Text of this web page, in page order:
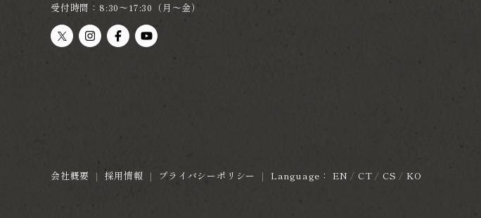
受付時間：8:30～17:30（月～金）
会社概要 ｜ 採用情報 ｜ プライバシーポリシー ｜ Language： EN / CT / CS / KO